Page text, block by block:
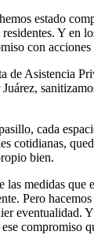
estado
Y en
con acciones
de Asistencia
cada
cotidianas,
bien.
las medidas que
Pero
eventualidad.
compromiso